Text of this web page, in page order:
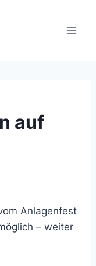
auf
Anlagenfest
– weiter